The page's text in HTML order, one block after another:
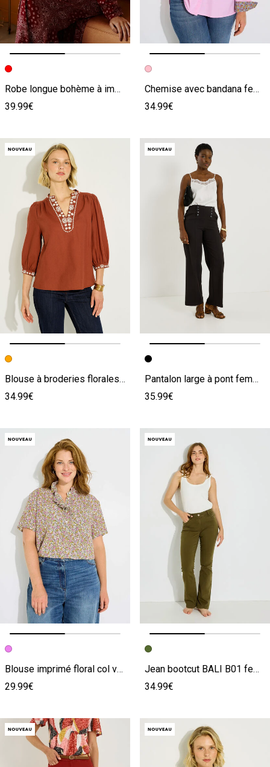
Image précédente
Image suivante
Robe longue bohème à imprimé bandana
39.99€
Image précédente
Image suivante
Chemise avec bandana femme
34.99€
Image précédente
Image suivante
Blouse à broderies florales femme
34.99€
Image précédente
Image suivante
Pantalon large à pont femme
35.99€
Image précédente
Image suivante
Blouse imprimé floral col volanté femme
29.99€
Image précédente
Image suivante
Jean bootcut BALI B01 femme
34.99€